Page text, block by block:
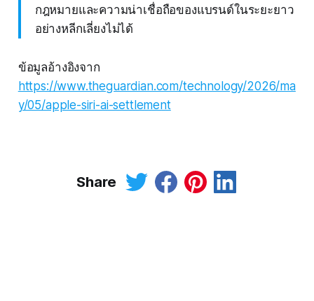
กฎหมายและความน่าเชื่อถือของแบรนด์ในระยะยาว
อย่างหลีกเลี่ยงไม่ได้
ข้อมูลอ้างอิงจาก
https://www.theguardian.com/technology/2026/ma
y/05/apple-siri-ai-settlement
Share